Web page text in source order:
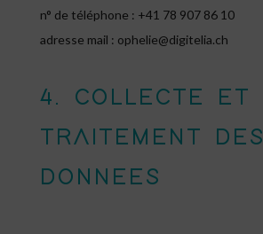
n° de téléphone : +41 78 907 86 10
adresse mail : ophelie@digitelia.ch
4. COLLECTE ET
TRAITEMENT DES
DONNEES